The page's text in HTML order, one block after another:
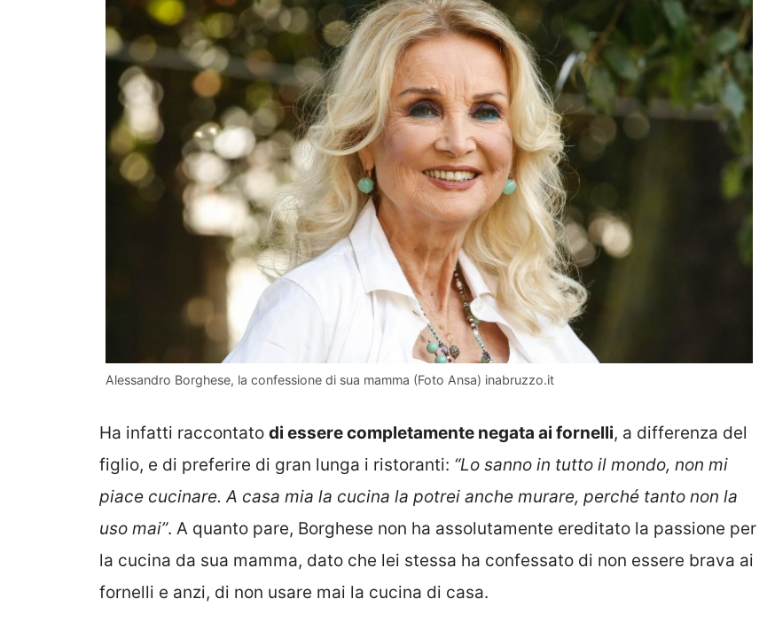
Alessandro Borghese, la confessione di sua mamma (Foto Ansa) inabruzzo.it
Ha infatti raccontato di essere completamente negata ai fornelli, a differenza del
figlio, e di preferire di gran lunga i ristoranti: “Lo sanno in tutto il mondo, non mi
piace cucinare. A casa mia la cucina la potrei anche murare, perché tanto non la
uso mai”. A quanto pare, Borghese non ha assolutamente ereditato la passione per
la cucina da sua mamma, dato che lei stessa ha confessato di non essere brava ai
fornelli e anzi, di non usare mai la cucina di casa.